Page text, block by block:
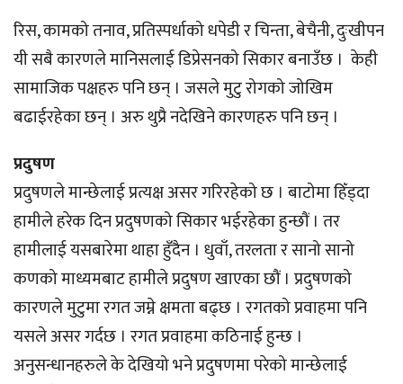
रिस, कामको तनाव, प्रतिस्पर्धाको धपेडी र चिन्ता, बेचैनी, दुःखीपन
यी सबै कारणले मानिसलाई डिप्रेसनको सिकार बनाउँछ । केही
सामाजिक पक्षहरु पनि छन् । जसले मुटु रोगको जोखिम
बढाईरहेका छन् । अरु थुप्रै नदेखिने कारणहरु पनि छन् ।
प्रदुषण
प्रदुषणले मान्छेलाई प्रत्यक्ष असर गरिरहेको छ । बाटोमा हिँड्दा
हामीले हरेक दिन प्रदुषणको सिकार भईरहेका हुन्छौं । तर
हामीलाई यसबारेमा थाहा हुँदैन । धुवाँ, तरलता र सानो सानो
कणको माध्यमबाट हामीले प्रदुषण खाएका छौं । प्रदुषणको
कारणले मुटुमा रगत जम्ने क्षमता बढ्छ । रगतको प्रवाहमा पनि
यसले असर गर्दछ । रगत प्रवाहमा कठिनाई हुन्छ ।
अनुसन्धानहरुले के देखियो भने प्रदुषणमा परेको मान्छेलाई